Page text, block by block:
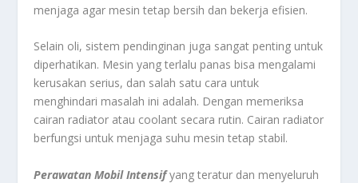
menjaga agar mesin tetap bersih dan bekerja efisien.
Selain oli, sistem pendinginan juga sangat penting untuk
diperhatikan. Mesin yang terlalu panas bisa mengalami
kerusakan serius, dan salah satu cara untuk
menghindari masalah ini adalah. Dengan memeriksa
cairan radiator atau coolant secara rutin. Cairan radiator
berfungsi untuk menjaga suhu mesin tetap stabil.
Perawatan Mobil Intensifyang teratur dan menyeluruh